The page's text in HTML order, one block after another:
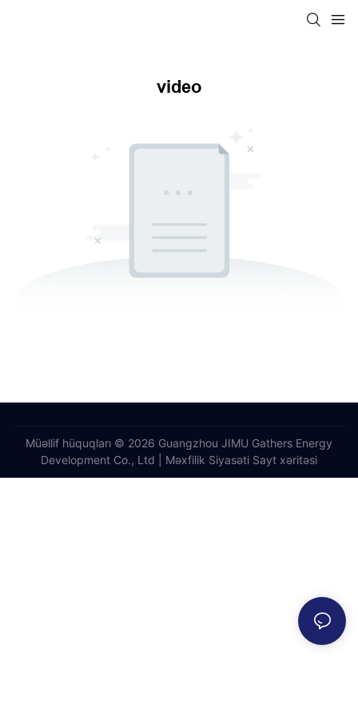
video
Müəllif hüquqları © 2026 Guangzhou JIMU Gathers Energy
Development Co., Ltd |
Məxfilik Siyasəti Sayt xəritəsi